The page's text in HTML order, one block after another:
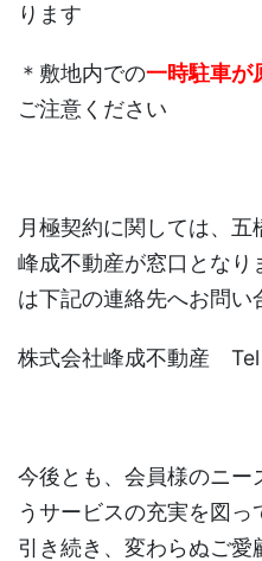
ります
＊敷地内での一時駐車が
ご注意ください
月極契約に関しては、
峰成不動産が窓口となり
は下記の連絡先へお問い
株式会社峰成不動産
今後とも、会員様のニー
うサービスの充実を図っ
引き続き、変わらぬご愛